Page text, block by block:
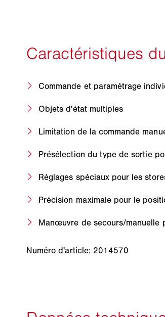
Commande et paramétrage
Objets d'état multiples
Limitation de la commande
Présélection du type de sortie
Réglages spéciaux pour les
Précision maximale pour le
Manœuvre de secours/manuelle
Numéro d'article: 2014570